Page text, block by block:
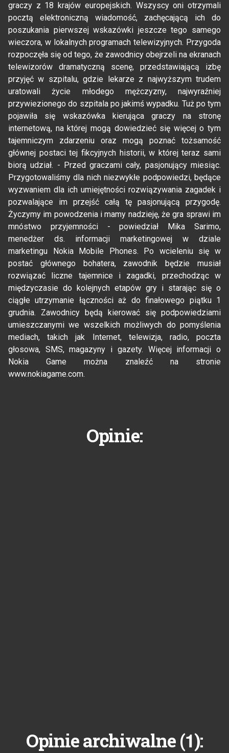
graczy z 18 krajów europejskich. Wszyscy oni otrzymali
pocztą elektroniczną wiadomość, zachęcającą ich do
poszukania pierwszej wskazówki jeszcze tego samego
wieczora, w lokalnych programach telewizyjnych. Przygoda
rozpoczęła się od tego, że zawodnicy obejrzeli na ekranach
telewizorów dramatyczną scenę, przedstawiającą izbę
przyjęć w szpitalu, gdzie lekarze z najwyższym trudem
uratowali życie młodego mężczyzny, najwyraźniej
przywiezionego do szpitala po jakimś wypadku. Tuż po tym
pojawiła się wskazówka kierująca graczy na stronę
internetową, na której mogą dowiedzieć się więcej o tym
tajemniczym zdarzeniu oraz mogą poznać tożsamość
głównej postaci tej fikcyjnych historii, w której teraz sami
biorą udział. - Przed graczami cały, pasjonujący miesiąc.
Przygotowaliśmy dla nich niezwykłe podpowiedzi, będące
wyzwaniem dla ich umiejętności rozwiązywania zagadek i
pozwalające im przejść całą tę pasjonującą przygodę.
Życzymy im powodzenia i mamy nadzieję, że gra sprawi im
mnóstwo przyjemności - powiedział Mika Sarimo,
menedżer ds. informacji marketingowej w dziale
marketingu Nokia Mobile Phones. Po wcieleniu się w
postać głównego bohatera, zawodnik będzie musiał
rozwiązać liczne tajemnice i zagadki, przechodząc w
międzyczasie do kolejnych etapów gry i starając się o
ciągłe utrzymanie łączności aż do finałowego piątku 1
grudnia. Zawodnicy będą kierować się podpowiedziami
umieszczanymi we wszelkich możliwych do pomyślenia
mediach, takich jak Internet, telewizja, radio, poczta
głosowa, SMS, magazyny i gazety. Więcej informacji o
Nokia Game można znaleźć na stronie
www.nokiagame.com.
Opinie:
Opinie archiwalne (1):